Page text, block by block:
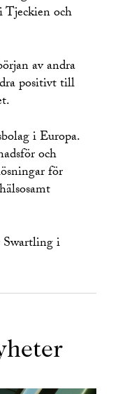
och
av andra
positivt till
i Europa.
och
för
i